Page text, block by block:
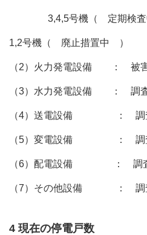
3,4,5号機（ 定期検査
1,2号機（ 廃止措置中 ）
（2）火力発電設備 ： 被
（3）水力発電設備 ： 調
（4）送電設備 ： 調
（5）変電設備 ： 調
（6）配電設備 ： 調
（7）その他設備 ： 調
4 現在の停電戸数